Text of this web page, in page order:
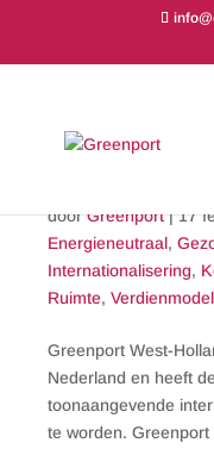
doorGreenport|17
Energieneutraal,
Internationalisering,
Ruimte,
Greenport West-
Nederland en heeft
toonaangevende
te worden.